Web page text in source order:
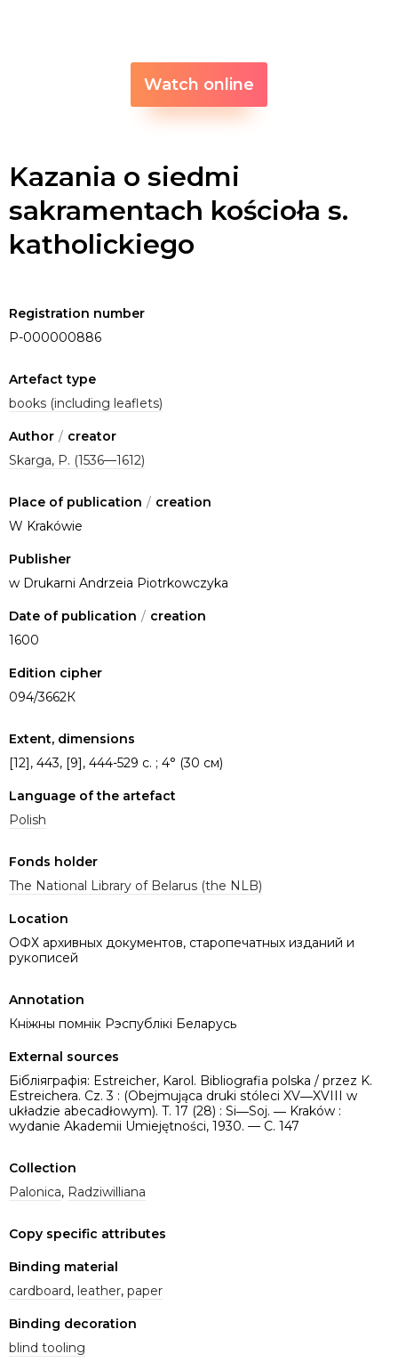
Watch online
Kazania o siedmi
sakramentach kościoła s.
katholickiego
Registration number
P-000000886
Artefact type
books (including leaflets)
Author / creator
Skarga, P. (1536—1612)
Place of publication / creation
W Krakówie
Publisher
w Drukarni Andrzeia Piotrkowczyka
Date of publication / creation
1600
Edition cipher
094/3662К
Extent, dimensions
[12], 443, [9], 444-529 c. ; 4° (30 см)
Language of the artefact
Polish
Fonds holder
The National Library of Belarus (the NLB)
Location
ОФХ архивных документов, старопечатных изданий и
рукописей
Annotation
Кніжны помнік Рэспублікі Беларусь
External sources
Бібліяграфія: Estreicher, Karol. Bibliografia polska / przez K.
Estreichera. Cz. 3 : (Obejmująca druki stóleci XV―XVIII w
układzie abecadłowym). T. 17 (28) : Si―Soj. ― Kraków :
wydanie Akademii Umiejętności, 1930. — C. 147
Collection
Palonica, Radziwilliana
Copy specific attributes
Binding material
cardboard, leather, paper
Binding decoration
blind tooling